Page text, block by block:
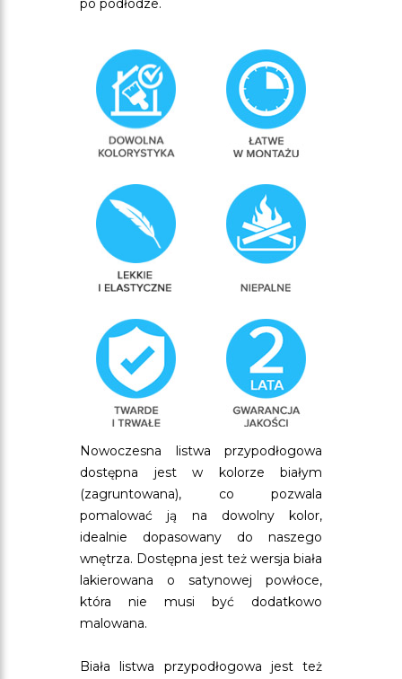
po podłodze.
Nowoczesna listwa przypodłogowa
dostępna jest w kolorze białym
(zagruntowana), co pozwala
pomalować ją na dowolny kolor,
idealnie dopasowany do naszego
wnętrza. Dostępna jest też wersja biała
lakierowana o satynowej powłoce,
która nie musi być dodatkowo
malowana.
Biała listwa przypodłogowa jest też